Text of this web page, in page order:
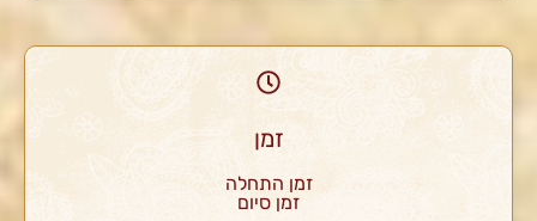
זמן
זמן התחלה
זמן סיום